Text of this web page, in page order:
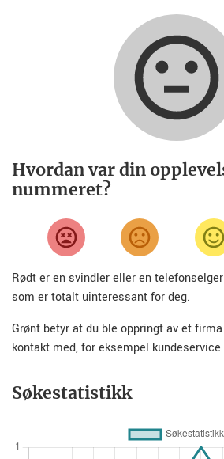
Hvordan var din
nummeret?
Rødt er en svindler eller en
som er totalt uinteressant for deg.
Grønt betyr at du ble oppringt av et
kontakt med, for eksempel
Søkestatistikk